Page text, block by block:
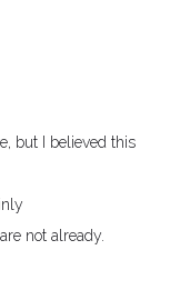
but I believed this
not already.